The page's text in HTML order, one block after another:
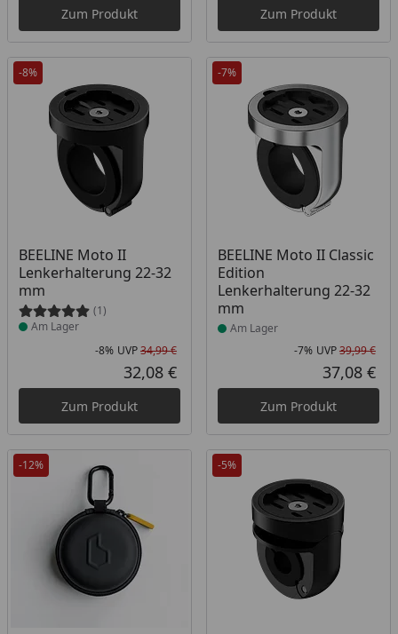
Zum Produkt Zum Produkt
-8%
BEELINE Moto II
Lenkerhalterung 22-32
mm
(1)
Produkt am Lager
Am Lager
Rabatt in Prozent
-8%
Ursprünglicher Preis
UVP34,99 €
Aktueller Preis
32,08 €
Zum Produkt
-7%
BEELINE Moto II Classic
Edition
Lenkerhalterung 22-32
mm
Produkt am Lager
Am Lager
-7% UVP39,99 €
37,08 €
Zum Produkt
-12% -5%